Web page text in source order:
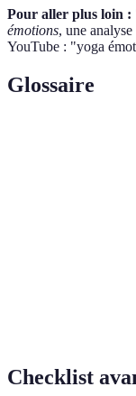
Pour aller plus loin :
émotions, une
YouTube : "yoga
Glossaire
Checklist